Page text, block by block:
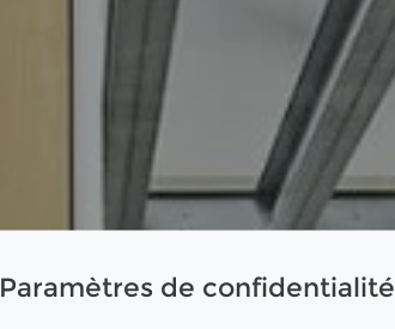
Paramètres de confidentialité